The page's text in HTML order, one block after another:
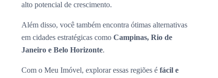
alto potencial de crescimento.
Além disso, você também encontra ótimas alternativas
em cidades estratégicas como Campinas, Rio de
Janeiro e Belo Horizonte.
Com o Meu Imóvel, explorar essas regiões é fácil e